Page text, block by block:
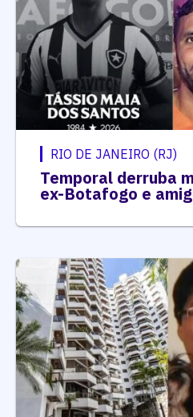
RIO DE JANEIRO (RJ)
Temporal derruba
ex-Botafogo e